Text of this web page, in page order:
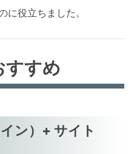
に役立ちました。
すすめ
ン）+ サイト